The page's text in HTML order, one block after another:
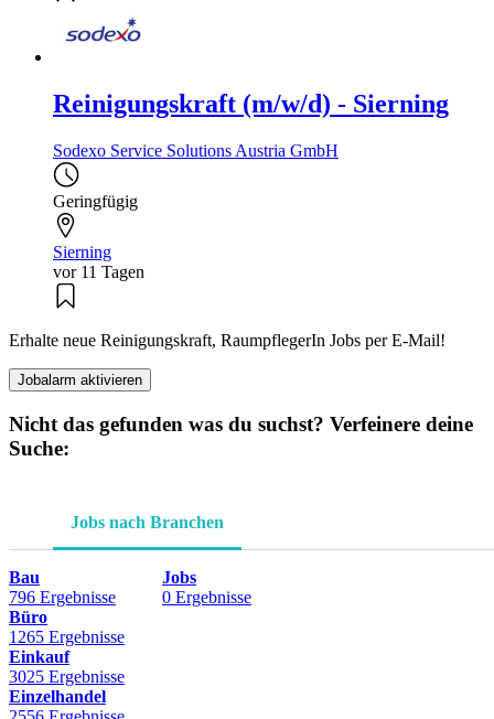
Reinigungskraft (m/w/d) - Sierning
Sodexo Service Solutions Austria GmbH
Geringfügig
Sierning
vor 11 Tagen
Erhalte neue Reinigungskraft, RaumpflegerIn Jobs per E-Mail!
Jobalarm aktivieren
Nicht das gefunden was du suchst? Verfeinere deine
Suche:
Jobs nach Branchen
Bau
796 Ergebnisse
Büro
1265 Ergebnisse
Einkauf
3025 Ergebnisse
Einzelhandel
Jobs
0 Ergebnisse